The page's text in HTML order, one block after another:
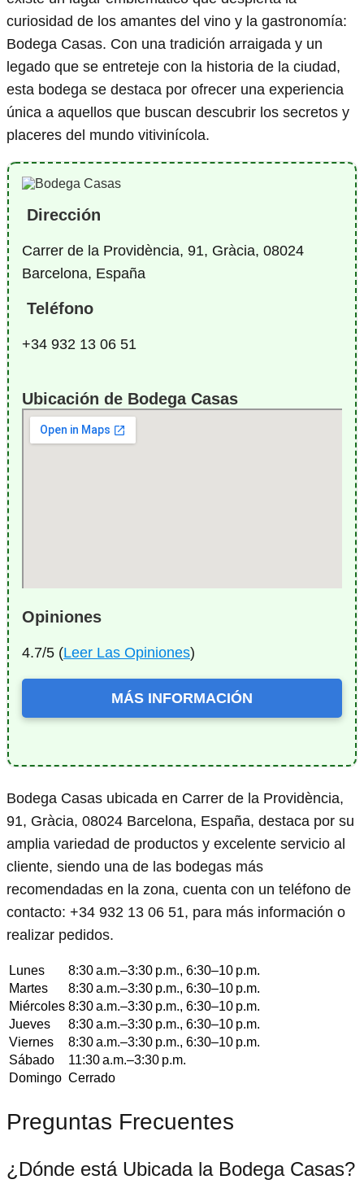
curiosidad de los amantes del vino y la gastronomía:
Bodega Casas. Con una tradición arraigada y un
legado que se entreteje con la historia de la ciudad,
esta bodega se destaca por ofrecer una experiencia
única a aquellos que buscan descubrir los secretos y
placeres del mundo vitivinícola.
Dirección
Carrer de la Providència, 91, Gràcia, 08024
Barcelona, España
Teléfono
+34 932 13 06 51
Ubicación de Bodega Casas
Opiniones
4.7/5 (Leer Las Opiniones)
MÁS INFORMACIÓN
Bodega Casas ubicada en Carrer de la Providència,
91, Gràcia, 08024 Barcelona, España, destaca por su
amplia variedad de productos y excelente servicio al
cliente, siendo una de las bodegas más
recomendadas en la zona, cuenta con un teléfono de
contacto: +34 932 13 06 51, para más información o
realizar pedidos.
Lunes
8:30 a.m.–3:30 p.m., 6:30–10 p.m.
Martes
8:30 a.m.–3:30 p.m., 6:30–10 p.m.
Miércoles 8:30 a.m.–3:30 p.m., 6:30–10 p.m.
Jueves
8:30 a.m.–3:30 p.m., 6:30–10 p.m.
Viernes
8:30 a.m.–3:30 p.m., 6:30–10 p.m.
Sábado
11:30 a.m.–3:30 p.m.
Domingo Cerrado
Preguntas Frecuentes
¿Dónde está Ubicada la Bodega Casas?